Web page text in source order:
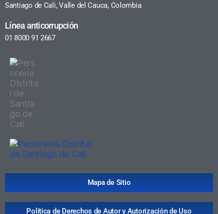
Santiago de Cali, Valle del Cauca, Colombia
Línea anticorrupción
01 8000 91 2667
Mapa de Sitio
Política de Derechos de Autor y Autorización de Uso